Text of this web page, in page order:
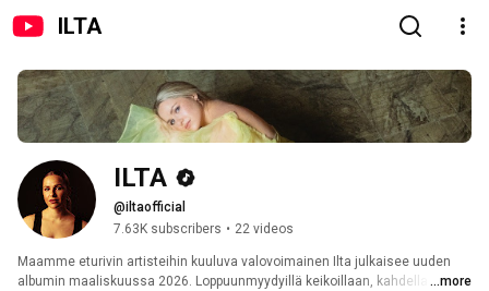
ILTA
ILTA
@iltaofficial
7.63K subscribers • 22 videos
Maamme eturivin artisteihin kuuluva valovoimainen Ilta julkaisee uuden
albumin maaliskuussa 2026. Loppuunmyydyillä keikoillaan, kahdella kultaa
...more